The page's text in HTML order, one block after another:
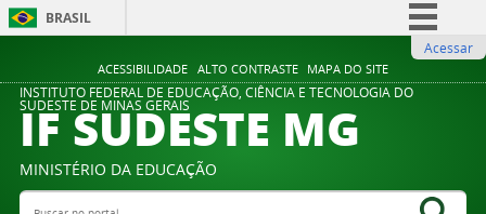
ACESSIBILIDADE ALTO CONTRASTE MAPA DO SITE
BRASIL
Comunica BR
Participe
Legislação
Acessar
INSTITUTO FEDERAL DE EDUCAÇÃO, CIÊNCIA E TECNOLOGIA DO
SUDESTE DE MINAS GERAIS
IF SUDESTE MG
MINISTÉRIO DA EDUCAÇÃO
Buscar no portal